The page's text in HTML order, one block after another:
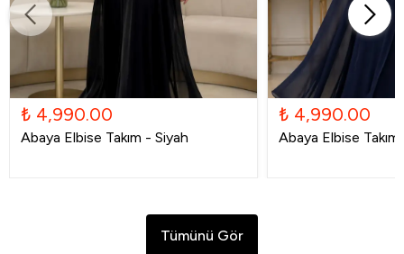
₺ 4,990.00
Abaya Elbise Takım - Siyah
₺ 4,990.00
Abaya Elbise
Tümünü Gör